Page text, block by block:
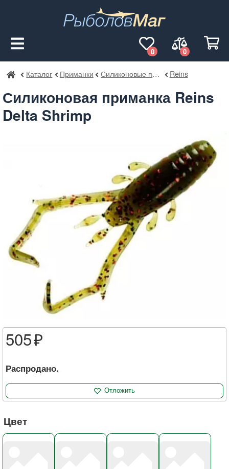
0
0
РыболовМаг
Каталог Приманки Силиконовые приманки Reins
Силиконовая приманка Reins
Delta Shrimp
Цвет
505
Распродано.
Отложить